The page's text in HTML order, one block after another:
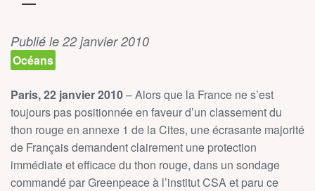
Publié le 22 janvier 2010
Océans
Paris, 22 janvier 2010– Alors que la France ne s’est
toujours pas positionnée en faveur d’un classement du
thon rouge en annexe 1 de la Cites, une écrasante majorité
de Français demandent clairement une protection
immédiate et efficace du thon rouge, dans un sondage
commandé par Greenpeace à l’institut CSA et paru ce